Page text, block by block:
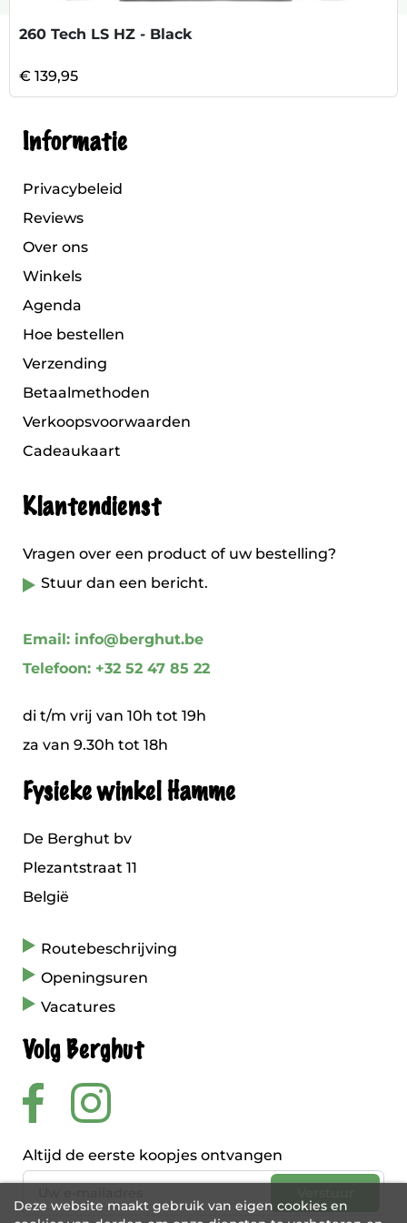
260 Tech LS HZ - Black
€ 139,95
Informatie
Privacybeleid
Reviews
Over ons
Winkels
Agenda
Hoe bestellen
Verzending
Betaalmethoden
Verkoopsvoorwaarden
Cadeaukaart
Klantendienst
Vragen over een product of uw bestelling?
Stuur dan een bericht.
Email: info@berghut.be
Telefoon: +32 52 47 85 22
di t/m vrij van 10h tot 19h
za van 9.30h tot 18h
Fysieke winkel Hamme
De Berghut bv
Plezantstraat 11
België
Routebeschrijving
Openingsuren
Vacatures
Volg Berghut
Altijd de eerste koopjes ontvangen
Deze website maakt gebruik van eigen cookies en